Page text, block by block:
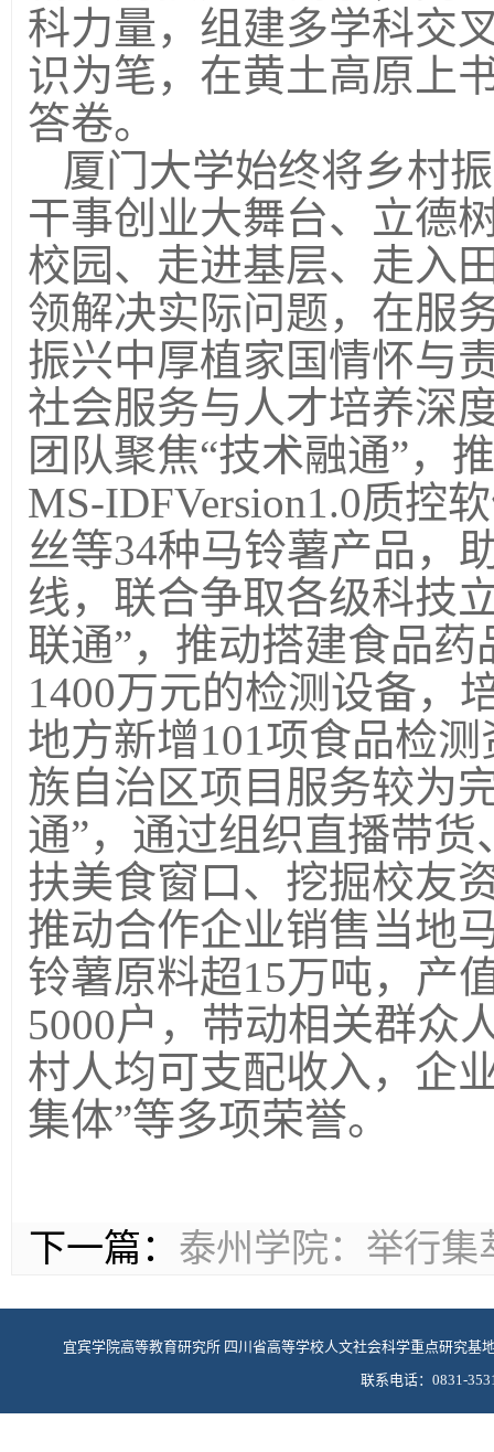
科力量，组建多学科交
识为笔，在黄土高原上
答卷。
厦门大学始终将乡村
干事创业大舞台、立德
校园、走进基层、走入
领解决实际问题，在服
振兴中厚植家国情怀与
社会服务与人才培养深
团队聚焦“技术融通”，
MS-IDFVersion1.0质控
丝等34种马铃薯产品，
线，联合争取各级科技
联通”，推动搭建食品
1400万元的检测设备，
地方新增101项食品检
族自治区项目服务较为
通”，通过组织直播带
扶美食窗口、挖掘校友
推动合作企业销售当地
铃薯原料超15万吨，产
5000户，带动相关群众
村人均可支配收入，企
集体”等多项荣誉。
下一篇： 泰州学院：举行集
宜宾学院高等教育研究所 四川省高等学校人文社会科学重点研
联系电话：0831-